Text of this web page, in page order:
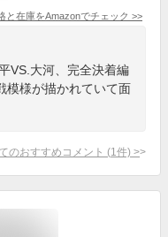
と在庫をAmazonでチェック >>
VS.大河、完全決着編
模様が描かれていて面
のおすすめコメント (1 件) >